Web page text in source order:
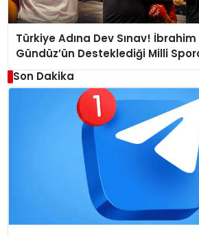
Türkiye Adına Dev Sınav!
Gündüz’ün Desteklediği Milli
Arenasında
Son Dakika